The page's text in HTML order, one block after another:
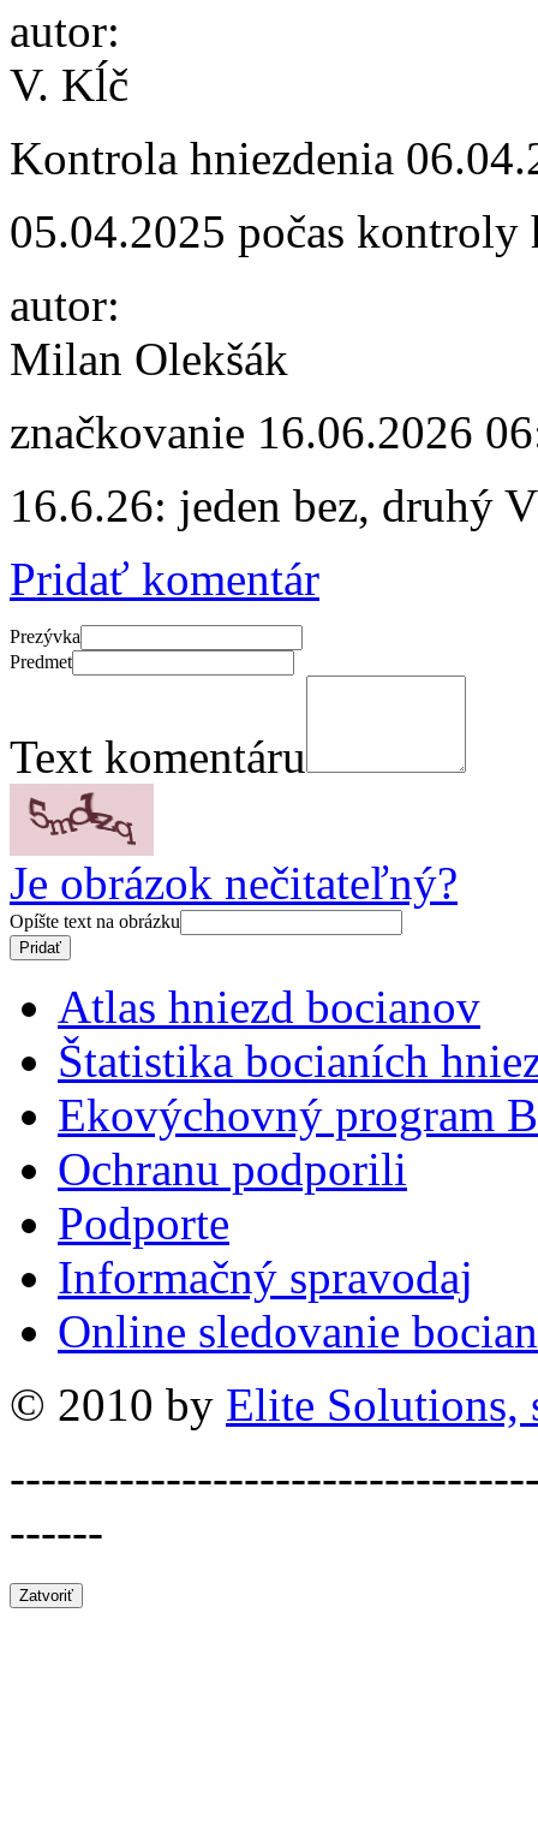
autor:
V. Kĺč
Kontrola hniezdenia
05.04.2025 počas kontroly
autor:
Milan Olekšák
značkovanie 16.06.2026
16.6.26: jeden bez, druhý
Pridať komentár
Prezývka
Predmet
Text komentáru
Je obrázok nečitateľný?
Opíšte text na obrázku
Atlas hniezd bocianov
Štatistika bocianích
Ekovýchovný program
Ochranu podporili
Podporte
Informačný spravodaj
Online sledovanie
© 2010 by Elite Solutions,
------